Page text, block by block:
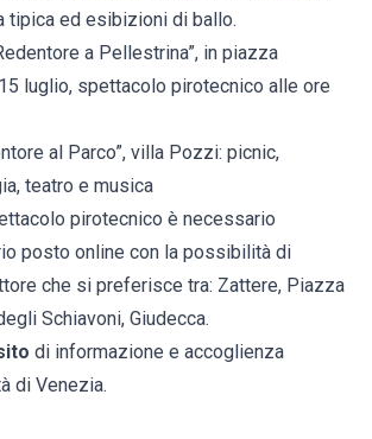
tipica ed esibizioni di ballo.
a Pellestrina”, in piazza
luglio, spettacolo pirotecnico alle ore
al Parco”, villa Pozzi: picnic,
teatro e musica
pirotecnico è necessario
posto online con la possibilità di
che si preferisce tra: Zattere, Piazza
Schiavoni, Giudecca.
di informazione e accoglienza
di Venezia.